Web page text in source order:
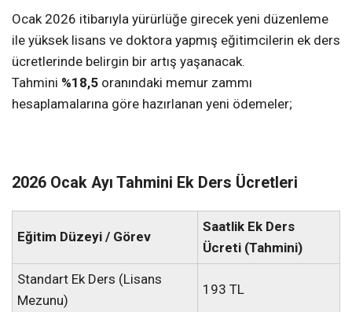
Ocak 2026 itibarıyla yürürlüğe girecek yeni düzenleme
ile yüksek lisans ve doktora yapmış eğitimcilerin ek ders
ücretlerinde belirgin bir artış yaşanacak.
Tahmini %18,5 oranındaki memur zammı
hesaplamalarına göre hazırlanan yeni ödemeler;
2026 Ocak Ayı Tahmini Ek Ders Ücretleri
Eğitim Düzeyi / Görev
Saatlik Ek Ders
Ücreti (Tahmini)
Standart Ek Ders (Lisans
Mezunu)
193 TL